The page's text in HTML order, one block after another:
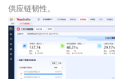
供应链韧性。